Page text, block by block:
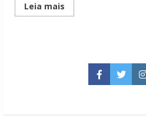
Leia mais
more
fenômeno
Facebook